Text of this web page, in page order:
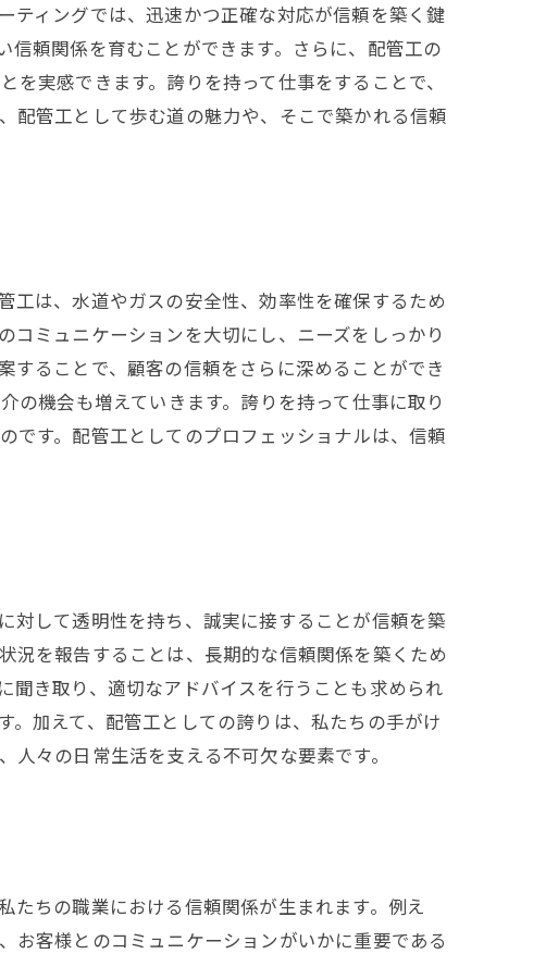
ティングでは、迅速かつ正確な対応が信頼を築く鍵
頼関係を育むことができます。さらに、配管工の
実感できます。誇りを持って仕事をすることで、
配管工として歩む道の魅力や、そこで築かれる信頼
工は、水道やガスの安全性、効率性を確保するため
ミュニケーションを大切にし、ニーズをしっかり
することで、顧客の信頼をさらに深めることができ
の機会も増えていきます。誇りを持って仕事に取り
です。配管工としてのプロフェッショナルは、信頼
対して透明性を持ち、誠実に接することが信頼を築
況を報告することは、長期的な信頼関係を築くため
聞き取り、適切なアドバイスを行うことも求められ
加えて、配管工としての誇りは、私たちの手がけ
々の日常生活を支える不可欠な要素です。
たちの職業における信頼関係が生まれます。例え
お客様とのコミュニケーションがいかに重要である